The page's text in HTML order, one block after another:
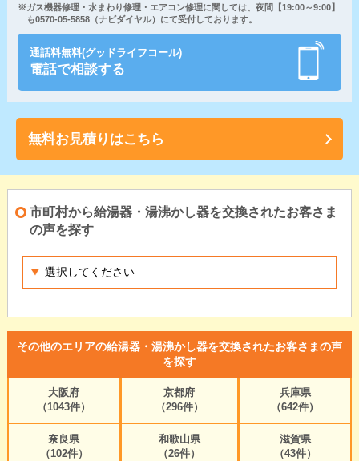
※ガス機器修理・水まわり修理・エアコン修理に関しては、夜間【19:00～9:00】
も0570-05-5858（ナビダイヤル）にて受付しております。
通話料無料(グッドライフコール)
電話で相談する
無料お見積りはこちら
市町村から給湯器・湯沸かし器を交換されたお客さま
の声を探す
その他のエリアの給湯器・湯沸かし器を交換されたお客さまの声
を探す
大阪府
（1043件）
京都府
（296件）
兵庫県
（642件）
奈良県
（102件）
和歌山県
（26件）
滋賀県
（43件）